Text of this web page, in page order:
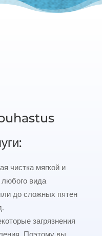
чистка мягкой и
вида
до сложных пятен
загрязнения
Поэтому вы